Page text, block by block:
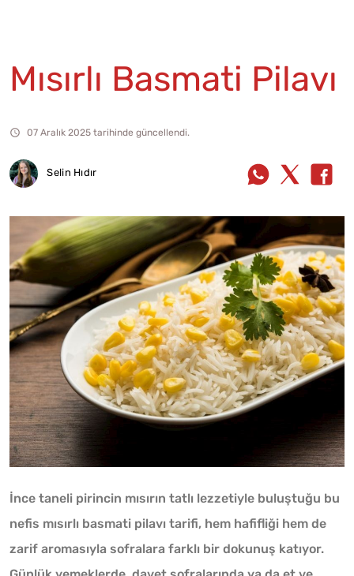
Mısırlı Basmati Pilavı
07 Aralık 2025 tarihinde güncellendi.
Selin Hıdır
İnce taneli pirincin mısırın tatlı lezzetiyle buluştuğu bu
nefis mısırlı basmati pilavı tarifi, hem hafifliği hem de
zarif aromasıyla sofralara farklı bir dokunuş katıyor.